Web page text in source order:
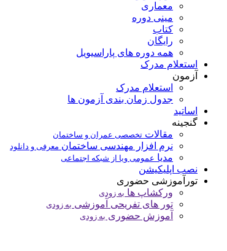
معماری
مینی دوره
کتاب
رایگان
همه دوره‌ های پاراسیویل
استعلام مدرک
آزمون
استعلام مدرک
جدول زمان بندی آزمون ها
اساتید
گنجینه
مقالات تخصصی عمران و ساختمان
نرم افزار مهندسی ساختمان معرفی و دانلود
مدیا عمومی ویا از شبکه اجتماعی
نصب اپلیکیشن
تورآموزشی حضوری
ورکشاپ ها به زودی
تور های تفریحی آموزشی به زودی
آموزش حضوری به زودی